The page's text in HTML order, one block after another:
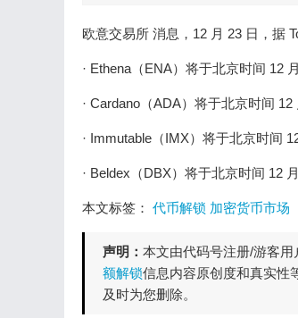
欧意交易所 消息，12 月 23 日，据
· Ethena（ENA）将于北京时间 12
· Cardano（ADA）将于北京时间
· Immutable（IMX）将于北京时间
· Beldex（DBX）将于北京时间 12
本文标签： 代币解锁 加密货币市场
声明： 本文由代码号注册/游客
额解锁信息内容原创度和真实性
及时为您删除。